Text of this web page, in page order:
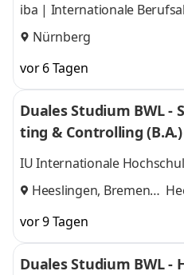
iba | Internationale
U Unternehmensgruppe
Nürnberg
vor 6 Tagen
Duales Studium BWL -
ting & Controlling (B.A.)
o. KG
IU Internationale
Heeslingen, Bremen
vor 9 Tagen
Duales Studium BWL